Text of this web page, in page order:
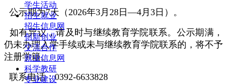
学生活动
招生就业
招生信息网
创新创业
交流合作
就业信息网
科学教研
专业建设
公示期为7天（2026年3月28日—4月3日）。
如有异议，请及时与继续教育学院联系。公示期满，
仍未办理入学手续或未与继续教育学院联系的，将不予
注册学籍。
联系电话：0392-6633828